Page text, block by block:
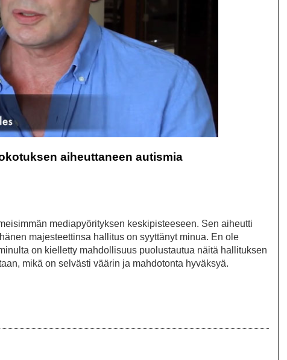
aiheuttaneen autismia
mediapyörityksen keskipisteeseen. Sen aiheutti
majesteettinsa hallitus on syyttänyt minua. En ole
on kielletty mahdollisuus puolustautua näitä hallituksen
mikä on selvästi väärin ja mahdotonta hyväksyä.